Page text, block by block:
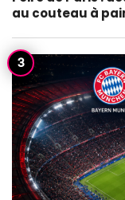
au couteau à